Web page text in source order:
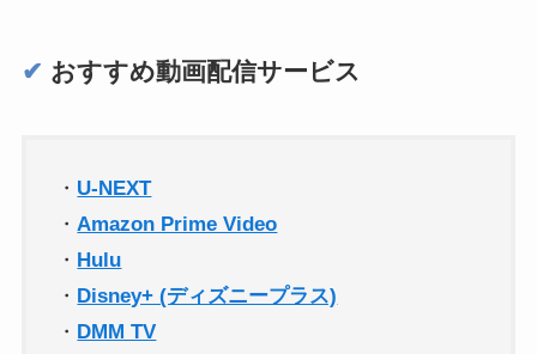
✔︎ おすすめ動画配信サービス
・ U-NEXT
・ Amazon Prime Video
・ Hulu
・ Disney+ (ディズニープラス)
・ DMM TV